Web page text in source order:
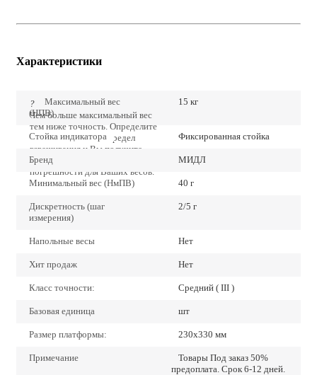
Характеристики
?
Чем больше максимальный вес
тем ниже точность. Определите
точно наибольший предел
взвешивания и Вы получите
наиболее низкие значения
погрешности для Ваших весов.
Максимальный вес
(НПВ)
15 кг
Стойка индикатора Фиксированная стойка
Бренд МИДЛ
Минимальный вес (НмПВ) 40 г
Дискретность (шаг
измерения)
2/5 г
Напольные весы Нет
Хит продаж Нет
Класс точности: Средний ( III )
Базовая единица шт
Размер платформы: 230х330 мм
Примечание
Товары Под заказ 50%
предоплата. Срок 6-12 дней.